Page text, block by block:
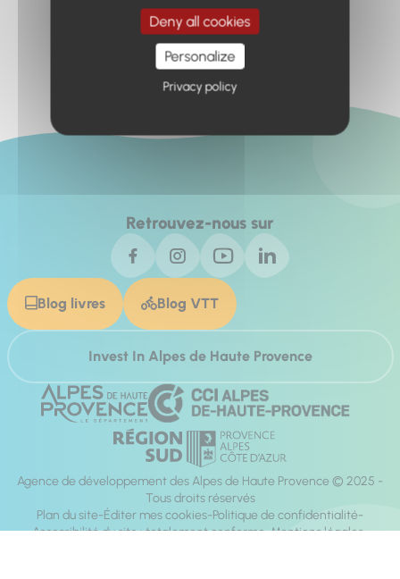
Retour à l'accueil
Retrouvez-nous sur
Blog livres Blog VTT
Invest In Alpes de Haute Provence
Agence de développement des Alpes de Haute Provence © 2025 -
Tous droits réservés
Plan du site Éditer mes cookies Politique de confidentialité
Accessibilité du site : totalement conforme Mentions légales
Deny all cookies
Personalize
Privacy policy